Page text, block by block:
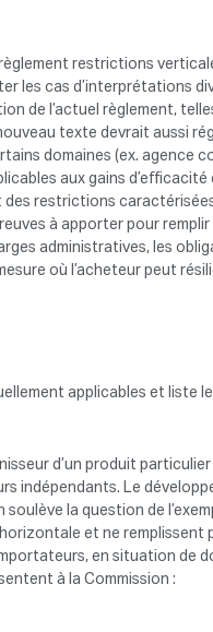
restrictions
les cas d’interprétations
de l’actuel règlement,
texte devrait aussi
domaines (ex. agence
aux gains d’efficacité
des restrictions
à apporter pour remplir
administratives, les
où l’acheteur peut
applicables et liste
d’un produit
indépendants. Le
la question de
et ne remplissent
en situation de
à la Commission :